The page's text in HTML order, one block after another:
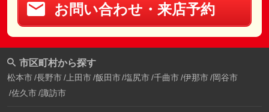
お問い合わせ・来店予約
市区町村から探す
松本市 長野市 上田市 飯田市 塩尻市 千曲市 伊那市 岡谷市
佐久市 諏訪市